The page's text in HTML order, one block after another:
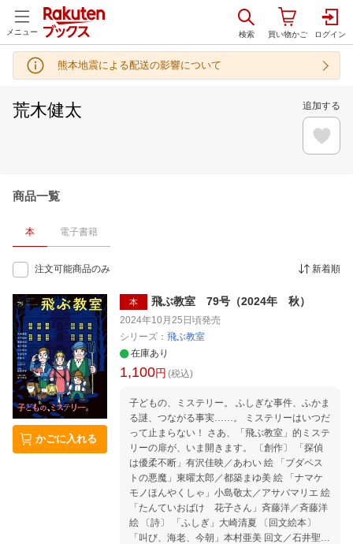
メニュー
熊本地震による配送の影響について
荒木健太 追加する
商品一覧
本 電子書籍
注文可能商品のみ 新着順
かごに入れる
本 飛ぶ教室 79号（2024年 秋）
2024年10月25日頃発売
シリーズ： 飛ぶ教室
在庫あり
1,100円 (税込)
子どもの、ミステリー。 ふしぎな事件、ふかま
る謎、つながる事実……。 ミステリーはいつだ
って止まらない！ さあ、「飛ぶ教室」的ミステ
リーの扉が、いま開きます。 〔創作〕 「探偵
は優柔不断」有沢佳映／あわい 絵 「ブダペス
トの悪魔」東曜太郎／都築まゆ美 絵 「ナマケ
モノほんやくしゃ」小島敬太／アサバマリエ 絵
「たんていおばけ 花子さん」斉藤洋／斉藤洋
絵 〔詩〕 「ふしぎ」大崎清夏 〔回文絵本〕
「叫び、海老、今朝」本村亜美 回文／石井聖岳